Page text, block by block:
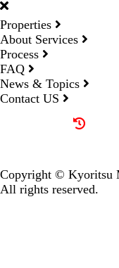
Properties
About Services
Process
FAQ
News & Topics
Contact US
Copyright © Kyoritsu
All rights reserved.